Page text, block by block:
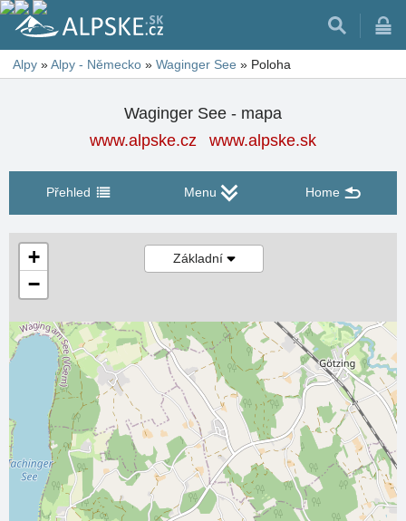
Alpy »Alpy - Německo » Waginger See » Poloha
Waginger See - mapa
www.alpske.cz
www.alpske.sk
Přehled Menu Home
Základní
+
−